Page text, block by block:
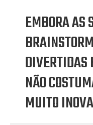
EMBORA AS
DIVERTIDAS
NÃO
MUITO